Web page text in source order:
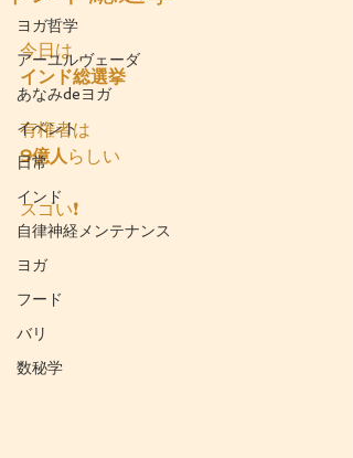
ヨガ哲学
アーユルヴェーダ
あなみdeヨガ
イベント
日常
インド
自律神経メンテナンス
ヨガ
フード
バリ
数秘学
今日は
インド総選挙
有権者は
9億人らしい
スゴい❗